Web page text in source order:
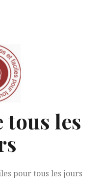
tous les
pour tous les jours